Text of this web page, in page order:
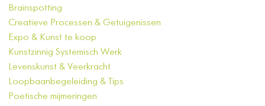
Brainspotting
Creatieve Processen & Getuigenissen
Expo & Kunst te koop
Kunstzinnig Systemisch Werk
Levenskunst & Veerkracht
Loopbaanbegeleiding & Tips
Poetische mijmeringen